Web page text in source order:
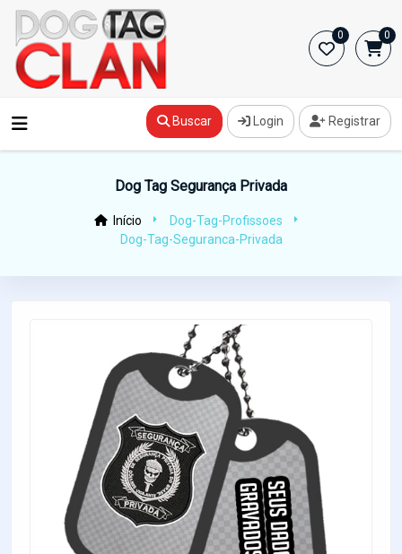
0 0
Buscar Login Registrar
Dog Tag Segurança Privada
Início
Dog-Tag-Profissoes
Dog-Tag-Seguranca-Privada